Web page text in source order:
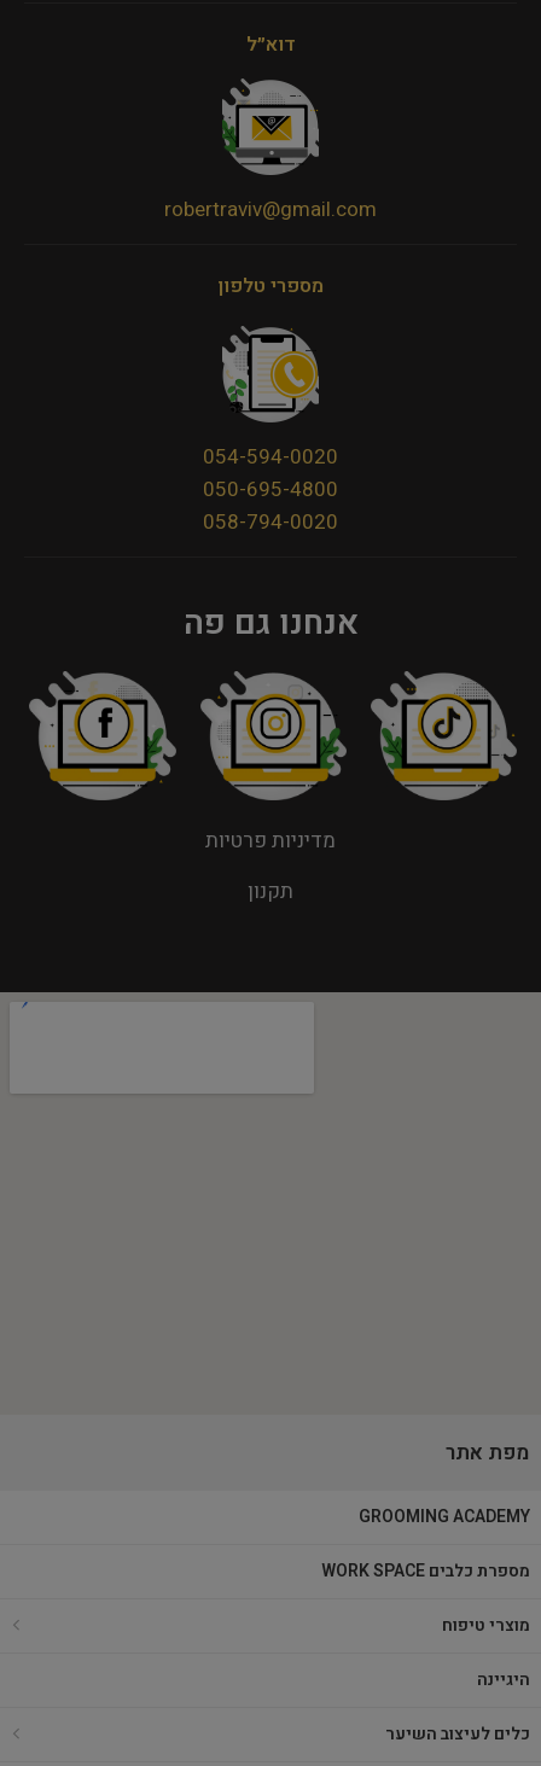
דוא״ל
robertraviv@gmail.com
מספרי טלפון
054-594-0020
050-695-4800
058-794-0020
אנחנו גם פה
מדיניות פרטיות
תקנון
מפת אתר
GROOMING ACADEMY
מספרת כלבים WORK SPACE
מוצרי טיפוח
היגיינה
כלים לעיצוב השיער